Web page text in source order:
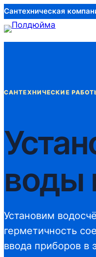
Перейти
к
содержимому
Сантехническая
САНТЕХНИЧЕСКИЕ
воды
Установим
герметичность
ввода приборов в